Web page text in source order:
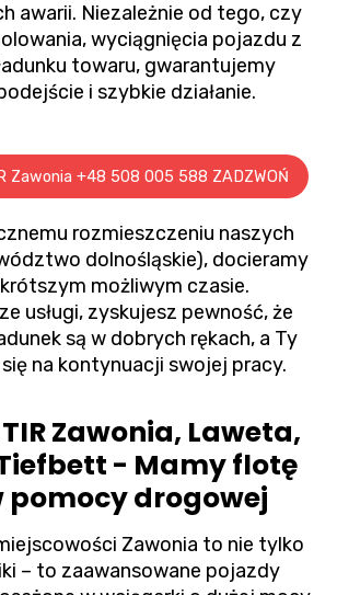
awarii. Niezależnie od tego, czy
wyciągnięcia pojazdu z
towaru, gwarantujemy
i szybkie działanie.
Zawonia +48 508 005 588 ZADZWOŃ
rozmieszczeniu naszych
dolnośląskie), docieramy
możliwym czasie.
usługi, zyskujesz pewność, że
są w dobrych rękach, a Ty
na kontynuacji swojej pracy.
Zawonia, Laweta,
- Mamy flotę
pomocy drogowej
Zawonia to nie tylko
– to zaawansowane pojazdy